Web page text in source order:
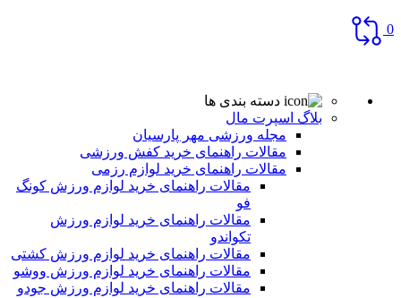
0
دسته بندی ها
بلاگ اسپرت مال
مجله ورزشی مهر پارسیان
مقالات راهنمای خرید کفش ورزشی
مقالات راهنمای خرید لوازم رزمی
مقالات راهنمای خرید لوازم ورزش کونگ
فو
مقالات راهنمای خرید لوازم ورزش
تکواندو
مقالات راهنمای خرید لوازم ورزش کشتی
مقالات راهنمای خرید لوازم ورزش ووشو
مقالات راهنمای خرید لوازم ورزش جودو